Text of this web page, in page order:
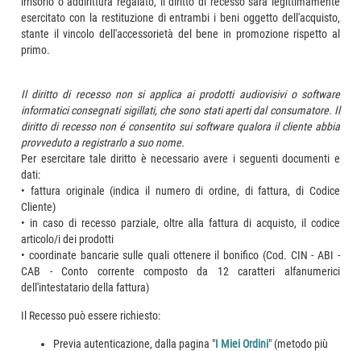
esercitato con la restituzione di entrambi i beni oggetto dell'acquisto,
stante il vincolo dell'accessorietà del bene in promozione rispetto al
primo.
Il diritto di recesso non si applica ai prodotti audiovisivi o software
informatici consegnati sigillati, che sono stati aperti dal consumatore. Il
diritto di recesso non é consentito sui software qualora il cliente abbia
provveduto a registrarlo a suo nome.
Per esercitare tale diritto è necessario avere i seguenti documenti e
dati:
• fattura originale (indica il numero di ordine, di fattura, di Codice
Cliente)
• in caso di recesso parziale, oltre alla fattura di acquisto, il codice
articolo/i dei prodotti
• coordinate bancarie sulle quali ottenere il bonifico (Cod. CIN - ABI -
CAB - Conto corrente composto da 12 caratteri alfanumerici
dell'intestatario della fattura)
Il Recesso può essere richiesto:
Previa autenticazione, dalla pagina "I Miei Ordini" (metodo più